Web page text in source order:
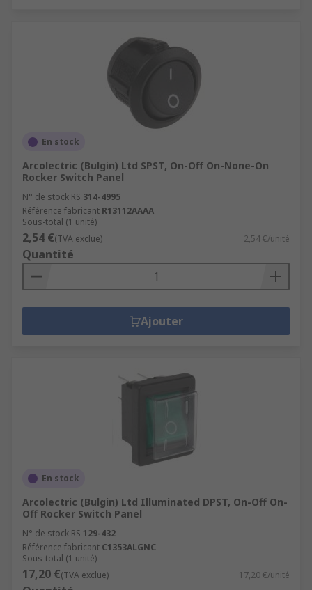
En stock
Arcolectric (Bulgin) Ltd SPST, On-Off On-None-On
Rocker Switch Panel
N° de stock RS 314-4995
Référence fabricant R13112AAAA
Sous-total (1 unité)
2,54 €(TVA exclue) 2,54 €/unité
Quantité
Ajouter
En stock
Arcolectric (Bulgin) Ltd Illuminated DPST, On-Off On-
Off Rocker Switch Panel
N° de stock RS 129-432
Référence fabricant C1353ALGNC
Sous-total (1 unité)
17,20 €(TVA exclue) 17,20 €/unité